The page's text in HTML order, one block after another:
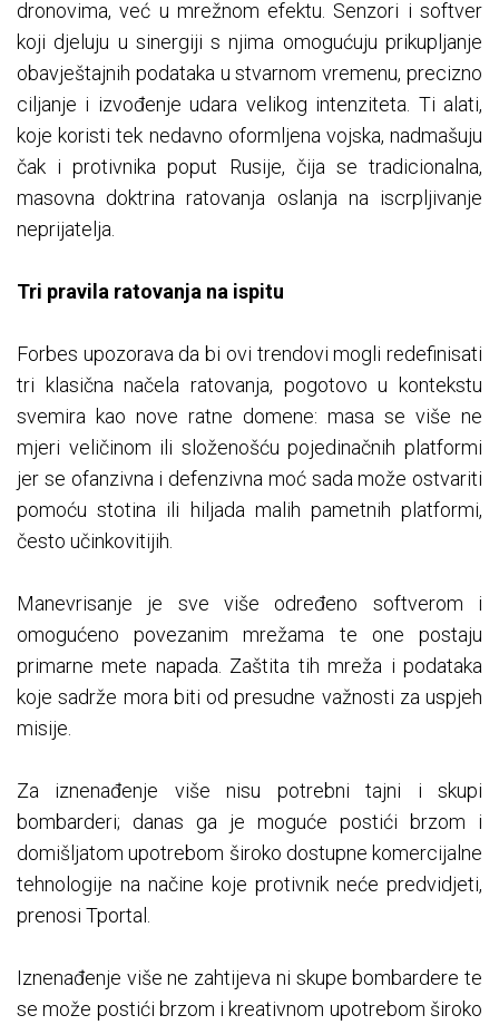
dronovima, već u mrežnom efektu. Senzori i softver
koji djeluju u sinergiji s njima omogućuju prikupljanje
obavještajnih podataka u stvarnom vremenu, precizno
ciljanje i izvođenje udara velikog intenziteta. Ti alati,
koje koristi tek nedavno oformljena vojska, nadmašuju
čak i protivnika poput Rusije, čija se tradicionalna,
masovna doktrina ratovanja oslanja na iscrpljivanje
neprijatelja.
Tri pravila ratovanja na ispitu
Forbes upozorava da bi ovi trendovi mogli redefinisati
tri klasična načela ratovanja, pogotovo u kontekstu
svemira kao nove ratne domene: masa se više ne
mjeri veličinom ili složenošću pojedinačnih platformi
jer se ofanzivna i defenzivna moć sada može ostvariti
pomoću stotina ili hiljada malih pametnih platformi,
često učinkovitijih.
Manevrisanje je sve više određeno softverom i
omogućeno povezanim mrežama te one postaju
primarne mete napada. Zaštita tih mreža i podataka
koje sadrže mora biti od presudne važnosti za uspjeh
misije.
Za iznenađenje više nisu potrebni tajni i skupi
bombarderi; danas ga je moguće postići brzom i
domišljatom upotrebom široko dostupne komercijalne
tehnologije na načine koje protivnik neće predvidjeti,
prenosi Tportal.
Iznenađenje više ne zahtijeva ni skupe bombardere te
se može postići brzom i kreativnom upotrebom široko